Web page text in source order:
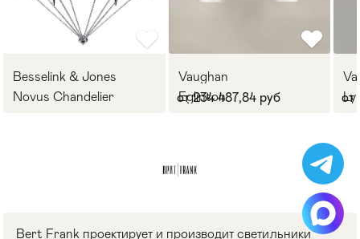
Besselink & Jones
Novus Chandelier
Vaughan
Eglinton
от 234 487,84 руб от
Bert Frank проектирует и производит светильники